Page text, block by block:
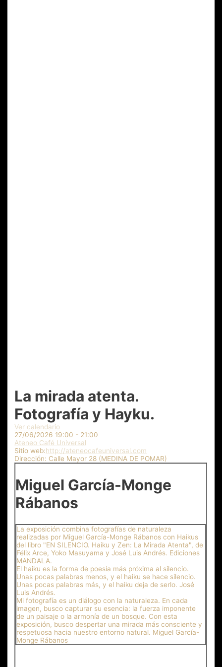
La mirada atenta.
Fotografía y Hayku.
Ver calendario
27/06/2026 19:00 - 21:00
Ateneo Café Universal
Sitio web:http://ateneocafeuniversal.com
Dirección: Calle Mayor 28 (MEDINA DE POMAR)
Miguel García-Monge
Rábanos
La exposición combina fotografías de naturaleza
realizadas por Miguel García-Monge Rábanos con Haikus
del libro "EN SILENCIO. Haiku y Zen: La Mirada Atenta", de
Félix Arce, Yoko Masuyama y José Luis Andrés. Ediciones
MANDALA.
El haiku es la forma de poesía más próxima al silencio.
Unas pocas palabras menos, y el haiku se hace silencio.
Unas pocas palabras más, y el haiku deja de serlo. José
Luis Andrés.
Mi fotografía es un diálogo con la naturaleza. En cada
imagen, busco capturar su esencia: la fuerza imponente
de un paisaje o la armonía de un bosque. Con esta
exposición, busco despertar una mirada más consciente y
respetuosa hacia nuestro entorno natural. Miguel García-
Monge Rábanos